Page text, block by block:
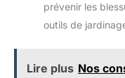
prévenir les
outils de
Lire plus Nos